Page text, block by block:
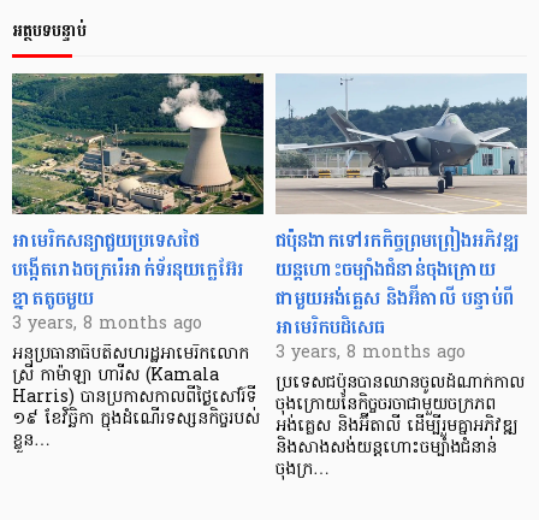
អត្ថបទបន្ទាប់
អាមេរិកសន្យាជួយប្រទេសថៃ
បង្កើតរោងចក្ររ៉េអាក់ទ័រនុយក្លេអ៊ែរ
ខ្នាតតូចមួយ
3 years, 8 months ago
អនុប្រធានាធិបតីសហរដ្ឋអាមេរិកលោក
ស្រី កាម៉ាឡា ហារីស (Kamala
Harris) បានប្រកាសកាលពីថ្ងៃសៅរ៍ទី
១៩ ខែវិច្ឆិកា ក្នុងដំណើរទស្សនកិច្ចរបស់
ខ្លួន…
ជប៉ុនងាកទៅរកកិច្ចព្រមព្រៀងអភិវឌ្ឍ
យន្តហោះចម្បាំងជំនាន់ចុងក្រោយ
ជាមួយអង់គ្លេស និងអ៊ីតាលី បន្ទាប់ពី
អាមេរិកបដិសេធ
3 years, 8 months ago
ប្រទេសជប៉ុនបានឈានចូលដំណាក់កាល
ចុងក្រោយនៃកិច្ចចរចាជាមួយចក្រភព
អង់គ្លេស និងអ៊ីតាលី ដើម្បីរួមគ្នាអភិវឌ្ឍ
និងសាងសង់យន្តហោះចម្បាំងជំនាន់
ចុងក្រ…